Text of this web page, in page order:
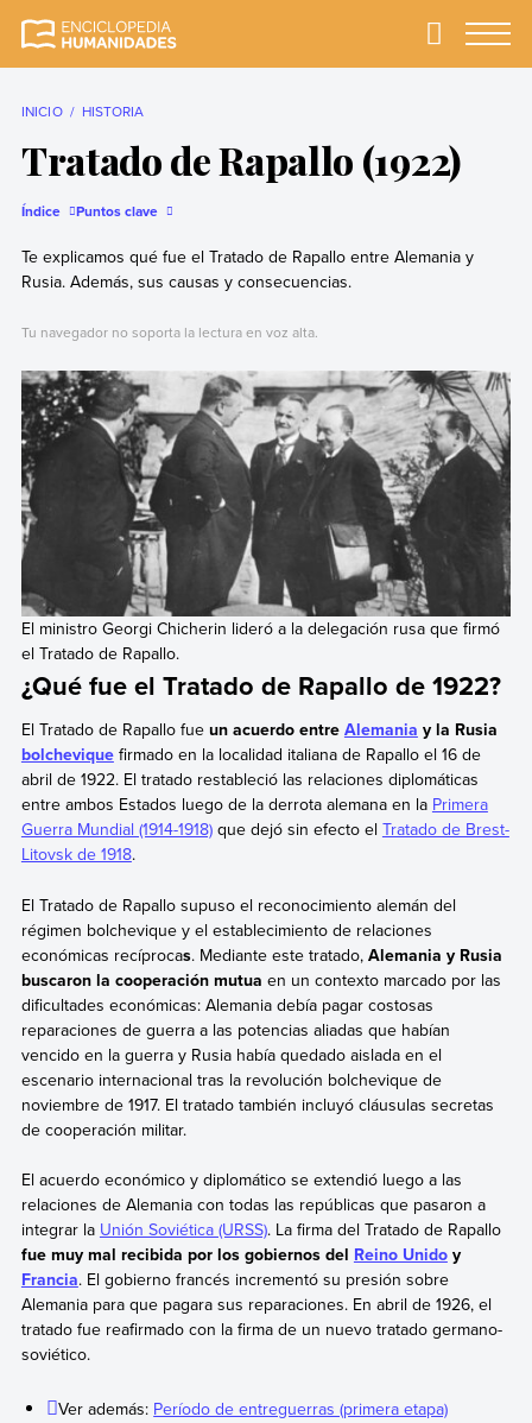
completa y más
Primary
INICIO HISTORIA
Tratado de Rapallo (1922)
Índice Puntos clave
Te explicamos qué fue el Tratado de Rapallo entre Alemania y
Rusia. Además, sus causas y consecuencias.
Tu navegador no soporta la lectura en voz alta.
El ministro Georgi Chicherin lideró a la delegación rusa que firmó
el Tratado de Rapallo.
¿Qué fue el Tratado de Rapallo de 1922?
El Tratado de Rapallo fue un acuerdo entre Alemania y la Rusia
bolcheviquefirmado en la localidad italiana de Rapallo el 16 de
abril de 1922. El tratado restableció las relaciones diplomáticas
entre ambos Estados luego de la derrota alemana en la Primera
Guerra Mundial (1914-1918)que dejó sin efecto el Tratado de Brest-
Litovsk de 1918.
El Tratado de Rapallo supuso el reconocimiento alemán del
régimen bolchevique y el establecimiento de relaciones
económicas recíprocas. Mediante este tratado, Alemania y Rusia
buscaron la cooperación mutua en un contexto marcado por las
dificultades económicas: Alemania debía pagar costosas
reparaciones de guerra a las potencias aliadas que habían
vencido en la guerra y Rusia había quedado aislada en el
escenario internacional tras la revolución bolchevique de
noviembre de 1917. El tratado también incluyó cláusulas secretas
de cooperación militar.
El acuerdo económico y diplomático se extendió luego a las
relaciones de Alemania con todas las repúblicas que pasaron a
integrar la Unión Soviética (URSS). La firma del Tratado de Rapallo
fue muy mal recibida por los gobiernos del Reino Unidoy
Francia. El gobierno francés incrementó su presión sobre
Alemania para que pagara sus reparaciones. En abril de 1926, el
tratado fue reafirmado con la firma de un nuevo tratado germano-
soviético.
Ver además: Período de entreguerras (primera etapa)